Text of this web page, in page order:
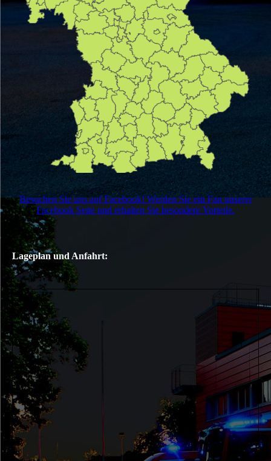
Besuchen Sie uns auf Facebook! Werden Sie ein Fan unserer
Facebook Seite und erhalten Sie besondere Vorteile.
Lageplan und Anfahrt: